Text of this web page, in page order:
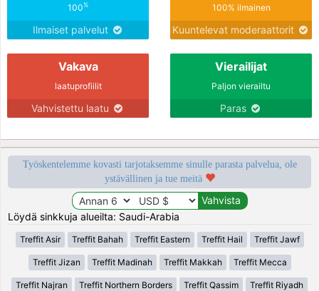
100%
Ilmaiset palvelut
100% ilmainen
Kuuntelevat moderaattorit
Vakava
laatuprofiilit
Vahvistettu laatu
Vierailijat
Paljon vierailtu
Paras
Työskentelemme kovasti tarjotaksemme sinulle parasta palvelua, ole
ystävällinen ja tue meitä
Löydä sinkkuja alueilta: Saudi-Arabia
Treffit Asir Treffit Bahah Treffit Eastern Treffit Hail Treffit Jawf
Treffit Jizan Treffit Madinah Treffit Makkah Treffit Mecca
Treffit Najran Treffit Northern Borders Treffit Qassim Treffit Riyadh